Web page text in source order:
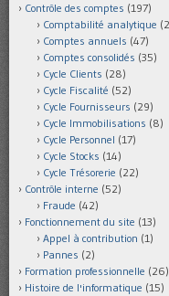
Contrôle des comptes (197)
Comptabilité analytique
Comptes annuels (47)
Comptes consolidés (35)
Cycle Clients (28)
Cycle Fiscalité (52)
Cycle Fournisseurs (29)
Cycle Immobilisations (8)
Cycle Personnel (17)
Cycle Stocks (14)
Cycle Trésorerie (22)
Contrôle interne (52)
Fraude (42)
Fonctionnement du site (13)
Appel à contribution (1)
Pannes (2)
Formation professionnelle (26)
Histoire de l'informatique (15)